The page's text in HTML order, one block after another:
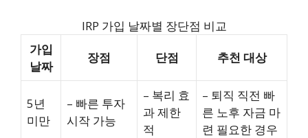
IRP 가입 날짜별 장단점 비교
가입
날짜
장점 단점 추천 대상
5년
미만
– 빠른 투자
시작 가능
– 복리 효
과 제한
적
– 퇴직 직전 빠
른 노후 자금 마
련 필요한 경우